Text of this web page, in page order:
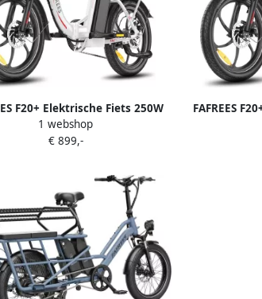
F20+ Elektrische Fiets 250W
36V 20Ah Accu 20x3 Banden
Bereik 25 km u Snelheid Wit
1 webshop
€ 899,-
FAFREES
Motor 36V
90km